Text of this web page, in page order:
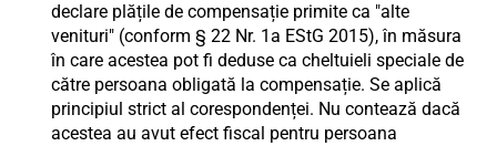
declare plățile de compensație primite ca "alte
venituri" (conform § 22 Nr. 1a EStG 2015), în măsura
în care acestea pot fi deduse ca cheltuieli speciale de
către persoana obligată la compensație. Se aplică
principiul strict al corespondenței. Nu contează dacă
acestea au avut efect fiscal pentru persoana